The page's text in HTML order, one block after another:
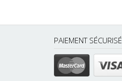
PAIEMENT SÉCURISÉ